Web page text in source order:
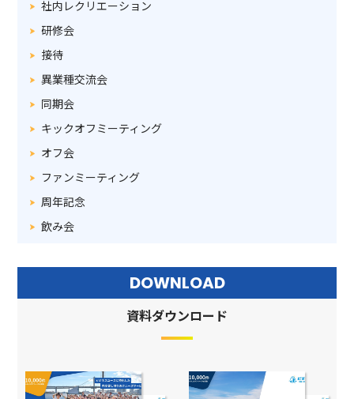
社内レクリエーション
研修会
接待
異業種交流会
同期会
キックオフミーティング
オフ会
ファンミーティング
周年記念
飲み会
DOWNLOAD
資料ダウンロード